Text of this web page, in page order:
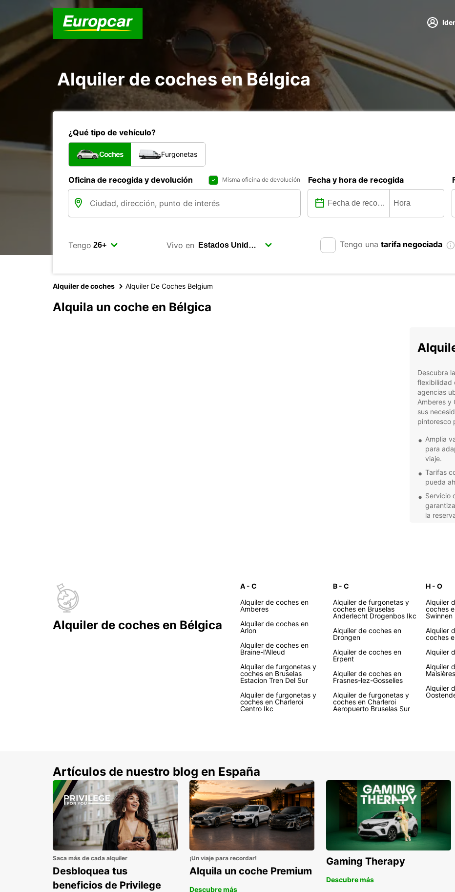
Alquiler de coches en Bélgica
¿Qué tipo de vehículo?
Coches Furgonetas
Oficina de recogida y devolución Misma oficina de devolución Fecha y hora de recogida
Tengo Vivo en Tengo una tarifa negociada
Alquiler de coches Alquiler De Coches Belgium
Alquila un coche en Bélgica
Descubra
flexibilidad
agencias
Amberes y
sus
pintoresco
Amplia
para
viaje.
Tarifas
pueda
Servicio
la
Ya sea
tiene la
movilidad.
Europcar
Alquiler de coches en Bélgica
A - C
Alquiler de coches en
Amberes
Alquiler de coches en
Arlon
Alquiler de coches en
Braine-l'Alleud
Alquiler de furgonetas y
coches en Bruselas
Estacion Tren Del Sur
Alquiler de furgonetas y
coches en Charleroi
Centro Ikc
B - C
Alquiler de furgonetas y
coches en Bruselas
Anderlecht Drogenbos Ikc
Alquiler de coches en
Drongen
Alquiler de coches en
Erpent
Alquiler de coches en
Frasnes-lez-Gosselies
Alquiler de furgonetas y
coches en Charleroi
Aeropuerto Bruselas Sur
H - O
Alquiler
coches
Swinnen
Alquiler
coches
Alquiler
Alquiler
Maisières
Alquiler
Artículos de nuestro blog en España
Saca más de cada alquiler
Desbloquea tus
beneficios de Privilege
¡Un viaje para recordar!
Alquila un coche Premium
Descubre más
Gaming Therapy
Descubre más